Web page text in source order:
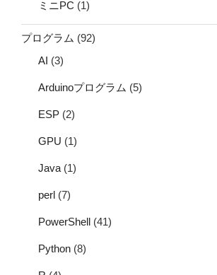
ミニPC (1)
プログラム (92)
AI (3)
Arduinoプログラム (5)
ESP (2)
GPU (1)
Java (1)
perl (7)
PowerShell (41)
Python (8)